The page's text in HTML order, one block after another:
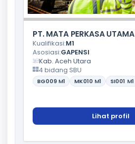
PT. MATA PERKASA UTAMA
Kualifikasi:M1
Asosiasi:GAPENSI
Kab. Aceh Utara
4 bidang SBU
BG009 M1 MK010 M1 SI001 M1
Lihat profil